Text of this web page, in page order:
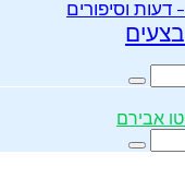
דעות וסיפורים
Search
Search